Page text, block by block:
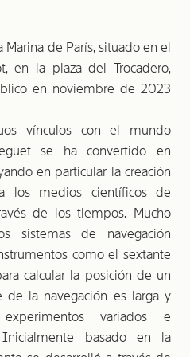
Marina de París, situado en el
en la plaza del Trocadero,
en noviembre de 2023
vínculos con el mundo
se ha convertido en
en particular la creación
los medios científicos de
de los tiempos. Mucho
de navegación
como el sextante
calcular la posición de un
de la navegación es larga y
variados e
Inicialmente basado en la